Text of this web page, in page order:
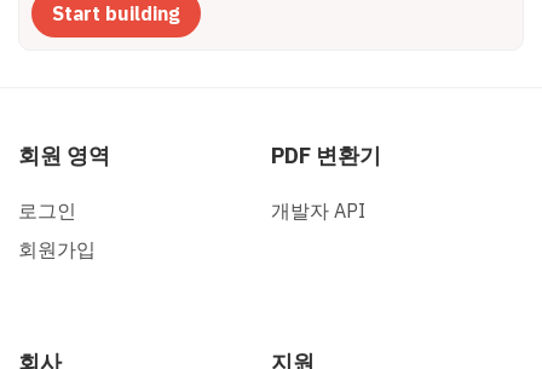
Start building
회원 영역
로그인
회원가입
PDF 변환기
개발자 API
회사 지원